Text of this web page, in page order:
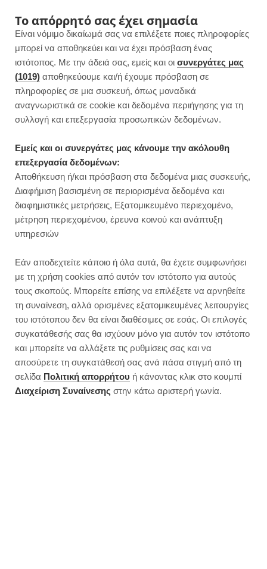
a
c
e
b
o
k
n
s
t
a
a
m
i
n
t
e
s
t
o
u
T
u
TAG
ΣΥΝΤΑΓΉ ΜΕ ΜΕΛΙΤΖΆΝΕΣ
Σνίτσελ μελιτζάνας | Ένα
καλοκαιρινό φαγητό όνειρο
Το απόρρητό σας έχει σημασία
Είναι νόμιμο δικαίωμά σας να επιλέξετε ποιες πληροφορίες
μπορεί να αποθηκεύει και να έχει πρόσβαση ένας
ιστότοπος. Με την άδειά σας, εμείς και οι συνεργάτες μας
(1019) αποθηκεύουμε και/ή έχουμε πρόσβαση σε
πληροφορίες σε μια συσκευή, όπως μοναδικά
αναγνωριστικά σε cookie και δεδομένα περιήγησης για τη
συλλογή και επεξεργασία προσωπικών δεδομένων.
Εμείς και οι συνεργάτες μας κάνουμε την ακόλουθη
επεξεργασία δεδομένων:
Αποθήκευση ή/και πρόσβαση στα δεδομένα μιας συσκευής,
Διαφήμιση βασισμένη σε περιορισμένα δεδομένα και
διαφημιστικές μετρήσεις, Εξατομικευμένο περιεχομένο,
μέτρηση περιεχομένου, έρευνα κοινού και ανάπτυξη
υπηρεσιών
Εάν αποδεχτείτε κάποιο ή όλα αυτά, θα έχετε συμφωνήσει
με τη χρήση cookies από αυτόν τον ιστότοπο για αυτούς
τους σκοπούς. Μπορείτε επίσης να επιλέξετε να αρνηθείτε
τη συναίνεση, αλλά ορισμένες εξατομικευμένες λειτουργίες
του ιστότοπου δεν θα είναι διαθέσιμες σε εσάς. Οι επιλογές
συγκατάθεσής σας θα ισχύουν μόνο για αυτόν τον ιστότοπο
και μπορείτε να αλλάξετε τις ρυθμίσεις σας και να
αποσύρετε τη συγκατάθεσή σας ανά πάσα στιγμή από τη
σελίδα Πολιτική απορρήτου ή κάνοντας κλικ στο κουμπί
Διαχείριση Συναίνεσης στην κάτω αριστερή γωνία.